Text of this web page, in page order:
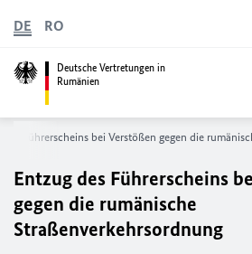
Deutsche Vertretungen in
Rumänien
DE RO
Führerscheins bei Verstößen gegen die
Entzug des Führerscheins
gegen die rumänische
Straßenverkehrsordnung